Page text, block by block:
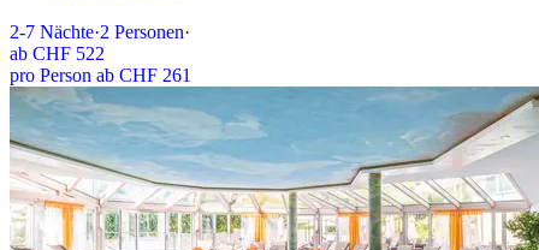
2-7 Nächte·2 Personen·
ab CHF 522
pro Person ab CHF 261